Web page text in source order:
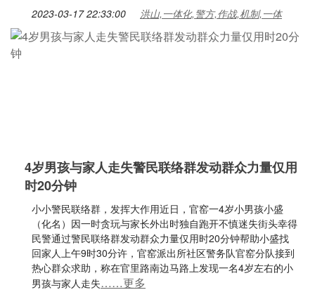
2023-03-17 22:33:00 洪山,一体化,警方,作战,机制,一体
4岁男孩与家人走失警民联络群发动群众力量仅用
时20分钟
小小警民联络群，发挥大作用近日，官窑一4岁小男孩小盛
（化名）因一时贪玩与家长外出时独自跑开不慎迷失街头幸得
民警通过警民联络群发动群众力量仅用时20分钟帮助小盛找
回家人上午9时30分许，官窑派出所社区警务队官窑分队接到
热心群众求助，称在官里路南边马路上发现一名4岁左右的小
男孩与家人走失……更多